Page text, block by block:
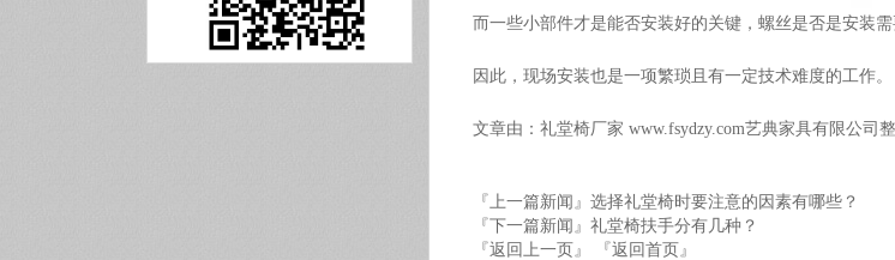
而一些小部件才是能否安装好的关键，螺丝是否是安装
因此，现场安装也是一项繁琐且有一定技术难度的工作。
文章由：礼堂椅厂家 www.fsydzy.com艺典家具有限公司
『上一篇新闻』选择礼堂椅时要注意的因素有哪些？
『下一篇新闻』礼堂椅扶手分有几种？
『返回上一页』
『返回首页』